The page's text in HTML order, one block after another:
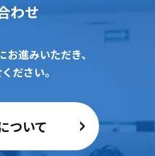
わせ
進みいただき、
ださい。
ついて